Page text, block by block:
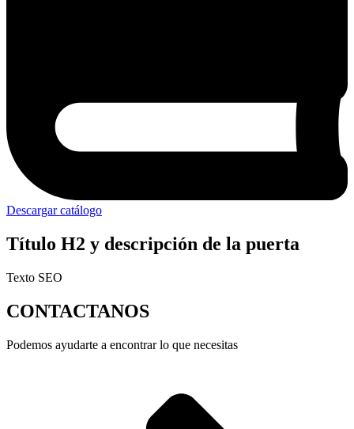
Descargar catálogo
Título H2 y descripción de la puerta
Texto SEO
CONTACTANOS
Podemos ayudarte a encontrar lo que necesitas